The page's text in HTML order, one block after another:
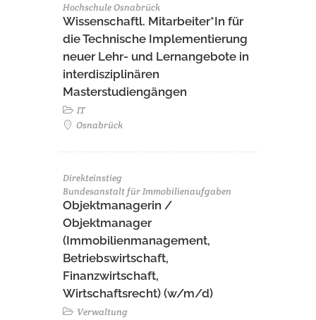
Hochschule Osnabrück
Wissenschaftl. Mitarbeiter*In für
die Technische Implementierung
neuer Lehr- und Lernangebote in
interdisziplinären
Masterstudiengängen
IT
Osnabrück
Direkteinstieg
Bundesanstalt für Immobilienaufgaben
Objektmanagerin /
Objektmanager
(Immobilienmanagement,
Betriebswirtschaft,
Finanzwirtschaft,
Wirtschaftsrecht) (w/m/d)
Verwaltung